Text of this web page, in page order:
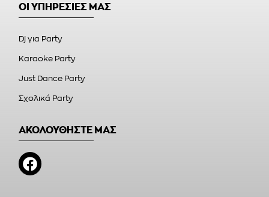
ΟΙ ΥΠΗΡΕΣΙΕΣ ΜΑΣ
Dj για Party
Karaoke Party
Just Dance Party
Σχολικά Party
ΑΚΟΛΟΥΘΗΣΤΕ ΜΑΣ